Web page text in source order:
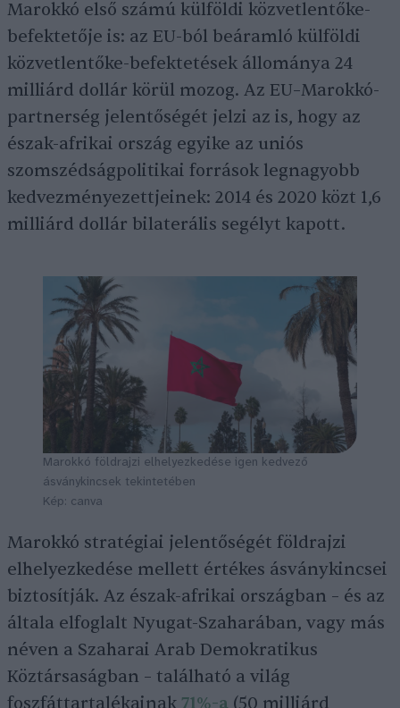
Marokkó első számú külföldi közvetlentőke-
befektetője is: az EU-ból beáramló külföldi
közvetlentőke-befektetések állománya 24
milliárd dollár körül mozog. Az EU–Marokkó-
partnerség jelentőségét jelzi az is, hogy az
észak-afrikai ország egyike az uniós
szomszédságpolitikai források legnagyobb
kedvezményezettjeinek: 2014 és 2020 közt 1,6
milliárd dollár bilaterális segélyt kapott.
Marokkó földrajzi elhelyezkedése igen kedvező
ásványkincsek tekintetében
Kép: canva
Marokkó stratégiai jelentőségét földrajzi
elhelyezkedése mellett értékes ásványkincsei
biztosítják. Az észak-afrikai országban – és az
általa elfoglalt Nyugat-Szaharában, vagy más
néven a Szaharai Arab Demokratikus
Köztársaságban – található a világ